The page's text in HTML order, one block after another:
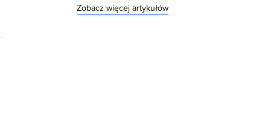
Zobacz więcej artykułów